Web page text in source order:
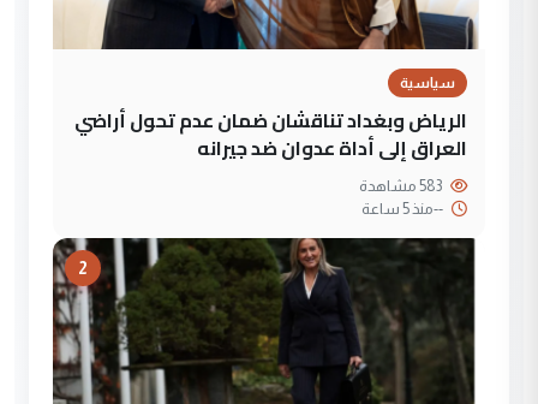
سياسية
الرياض وبغداد تناقشان ضمان عدم تحول أراضي
العراق إلى أداة عدوان ضد جيرانه
--منذ 5 ساعة
2